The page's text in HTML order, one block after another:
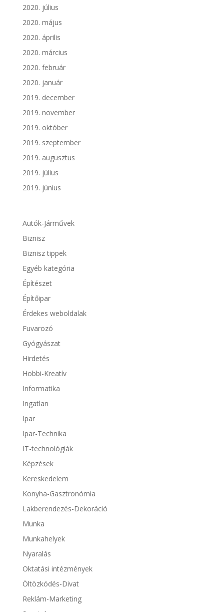
2020. július
2020. május
2020. április
2020. március
2020. február
2020. január
2019. december
2019. november
2019. október
2019. szeptember
2019. augusztus
2019. július
2019. június
Autók-Járművek
Biznisz
Biznisz tippek
Egyéb kategória
Építészet
Építőipar
Érdekes weboldalak
Fuvarozó
Gyógyászat
Hirdetés
Hobbi-Kreatív
Informatika
Ingatlan
Ipar
Ipar-Technika
IT-technológiák
Képzések
Kereskedelem
Konyha-Gasztronómia
Lakberendezés-Dekoráció
Munka
Munkahelyek
Nyaralás
Oktatási intézmények
Öltözködés-Divat
Reklám-Marketing